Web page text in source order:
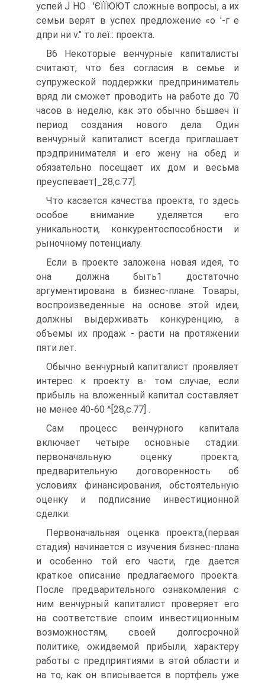
успей J НО . 'ЄЇЇЮЮТ сложные вопросы, а их
семьи верят в успех предложение «о '-г е
дпри ни v." то леї.: проекта.
В6 Некоторые венчурные капиталисты
считают, что без согласия в семье и
супружеской поддержки предприниматель
вряд ли сможет проводить на работе до 70
часов в неделю, как это обычно бьшаеч її
период создания нового дела. Один
венчурный капиталист всегда приглашает
прэдпринимателя и его жену на обед и
обязательно посещает их дом и весьма
преуспевает|_28,с.77].
Что касается качества проекта, то здесь
особое внимание уделяется его
уникальности, конкурентоспособности и
рыночному потенциалу.
Если в проекте заложена новая идея, то
она должна быть1 достаточно
аргументирована в бизнес-плане. Товары,
воспроизведенные на основе этой идеи,
должны выдерживать конкуренцию, а
объемы их продаж - расти на протяжении
пяти лет.
Обычно венчурный капиталист проявляет
интерес к проекту в- том случае, если
прибыль на вложенный капитал составляет
не менее 40-60 ^[28,с.77] .
Сам процесс венчурного капитала
включает четыре основные стадии:
первоначальную оценку проекта,
предварительную договоренность об
условиях финансирования, обстоятельную
оценку и подписание инвестиционной
сделки.
Первоначальная оценка проекта,(первая
стадия) начинается с изучения бизнес-плана
и особенно той его части, где дается
краткое описание предлагаемого проекта.
После предварительного ознакомления с
ним венчурный капиталист проверяет его
на соответствие споим инвестиционным
возможностям, своей долгосрочной
политике, ожидаемой прибыли, характеру
работы с предприятиями в этой области и
на то, как он вписывается в портфель уже